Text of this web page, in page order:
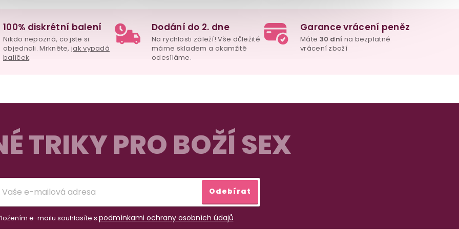
100% diskrétní balení
Nikdo nepozná, co jste si
objednali. Mrkněte,jak vypadá
balíček.
Dodání do 2. dne
Na rychlosti záleží! Vše důležité
máme skladem a okamžitě
odesíláme.
Garance vrácení peněz
Máte 30 dní na bezplatné
vrácení zboží
TRIKY PRO BOŽÍ SEX
e-mailu souhlasíte s podmínkami ochrany osobních údajů
Odebírat